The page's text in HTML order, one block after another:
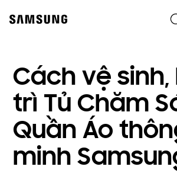
content
Cách vệ sinh,
trì Tủ Chăm
Quần Áo
minh